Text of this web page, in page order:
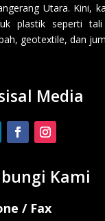
Utara. Kini,
plastik seperti
geotextile, dan
Media
Kami
/ Fax